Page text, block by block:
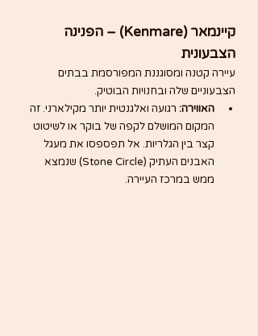
קיינמאר (Kenmare) – הפנינה
הצבעונית
עיירה קטנה ומסוגננת המפורסמת בבתים
הצבעוניים שלה ובחנויות הבוטיק.
האווירה: רגועה ואלגנטית יותר מקילארני. זה
המקום המושלם לקפה של בוקר או לשיטוט
קצר בין הגלריות. אל תפספסו את מעגל
האבנים העתיק (Stone Circle) שנמצא
ממש במרכז העיירה.